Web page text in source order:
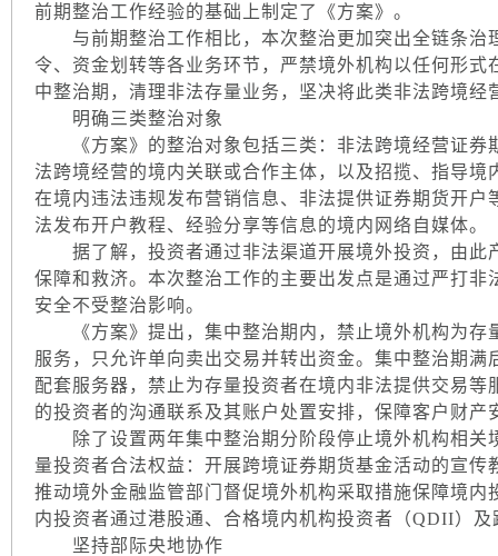
前期整治工作经验的基础上制定了《方案》。
与前期整治工作相比，本次整治更加突出全链条治
令、资金划转等各业务环节，严禁境外机构以任何形
中整治期，清理非法存量业务，坚决将此类非法跨境经
明确三类整治对象
《方案》的整治对象包括三类：非法跨境经营证券
法跨境经营的境内关联或合作主体，以及招揽、指导
在境内违法违规发布营销信息、非法提供证券期货开
法发布开户教程、经验分享等信息的境内网络自媒体。
据了解，投资者通过非法渠道开展境外投资，由此
保障和救济。本次整治工作的主要出发点是通过严打
安全不受整治影响。
《方案》提出，集中整治期内，禁止境外机构为存
服务，只允许单向卖出交易并转出资金。集中整治期
配套服务器，禁止为存量投资者在境内非法提供交易
的投资者的沟通联系及其账户处置安排，保障客户财产
除了设置两年集中整治期分阶段停止境外机构相关
量投资者合法权益：开展跨境证券期货基金活动的宣
推动境外金融监管部门督促境外机构采取措施保障境
内投资者通过港股通、合格境内机构投资者（QDII）
坚持部际央地协作